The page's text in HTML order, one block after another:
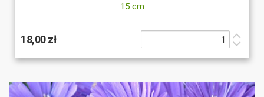
15 cm
18,00 zł